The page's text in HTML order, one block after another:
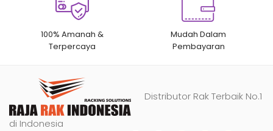
100% Amanah &
Terpercaya
Mudah Dalam
Pembayaran
Distributor Rak Terbaik No.1
di Indonesia